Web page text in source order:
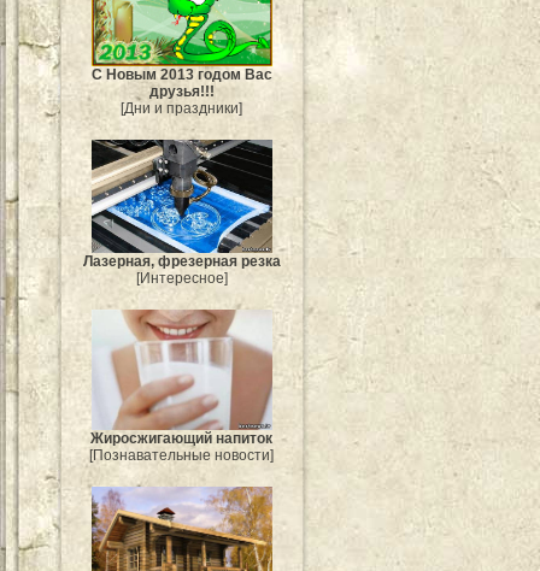
С Новым 2013 годом Вас
друзья!!!
[Дни и праздники]
Лазерная, фрезерная резка
[Интересное]
Жиросжигающий напиток
[Познавательные новости]